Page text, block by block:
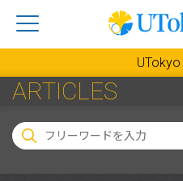
UTokyo
ARTICLES